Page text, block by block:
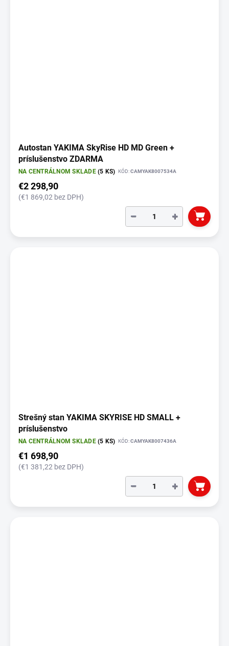
Autostan YAKIMA SkyRise HD MD Green +
príslušenstvo ZDARMA
NA CENTRÁLNOM SKLADE(5 KS) KÓD:CAMYAK8007534A
€2 298,90
(€1 869,02 bez DPH)
+
−
Strešný stan YAKIMA SKYRISE HD SMALL +
príslušenstvo
NA CENTRÁLNOM SKLADE(5 KS) KÓD:CAMYAK8007436A
€1 698,90
(€1 381,22 bez DPH)
+
−